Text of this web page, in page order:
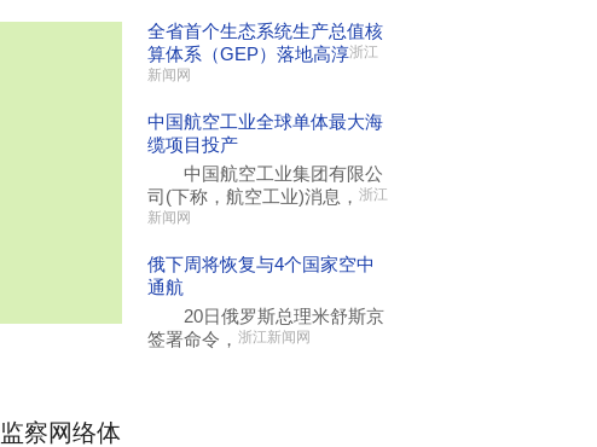
察网络体
全省首个生态系统生产总值核
算体系（GEP）落地高淳浙江
新闻网
中国航空工业全球单体最大海
缆项目投产
中国航空工业集团有限公
司(下称，航空工业)消息， 浙江
新闻网
俄下周将恢复与4个国家空中
通航
20日俄罗斯总理米舒斯京
签署命令， 浙江新闻网